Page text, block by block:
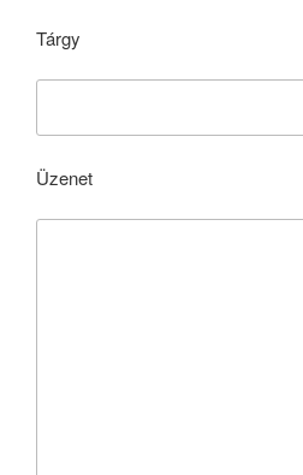
Tárgy
Üzenet